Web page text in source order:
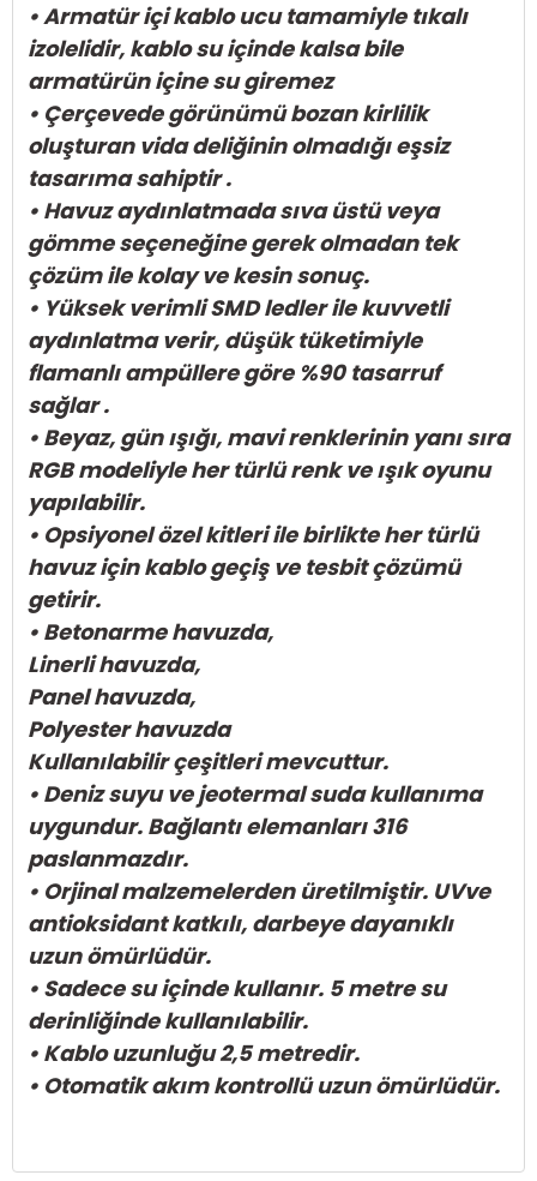
• Armatür içi kablo ucu tamamiyle tıkalı
izolelidir, kablo su içinde kalsa bile
armatürün içine su giremez
• Çerçevede görünümü bozan kirlilik
oluşturan vida deliğinin olmadığı eşsiz
tasarıma sahiptir .
• Havuz aydınlatmada sıva üstü veya
gömme seçeneğine gerek olmadan tek
çözüm ile kolay ve kesin sonuç.
• Yüksek verimli SMD ledler ile kuvvetli
aydınlatma verir, düşük tüketimiyle
flamanlı ampüllere göre %90 tasarruf
sağlar .
• Beyaz, gün ışığı, mavi renklerinin yanı sıra
RGB modeliyle her türlü renk ve ışık oyunu
yapılabilir.
• Opsiyonel özel kitleri ile birlikte her türlü
havuz için kablo geçiş ve tesbit çözümü
getirir.
• Betonarme havuzda,
Linerli havuzda,
Panel havuzda,
Polyester havuzda
Kullanılabilir çeşitleri mevcuttur.
• Deniz suyu ve jeotermal suda kullanıma
uygundur. Bağlantı elemanları 316
paslanmazdır.
• Orjinal malzemelerden üretilmiştir. UVve
antioksidant katkılı, darbeye dayanıklı
uzun ömürlüdür.
• Sadece su içinde kullanır. 5 metre su
derinliğinde kullanılabilir.
• Kablo uzunluğu 2,5 metredir.
• Otomatik akım kontrollü uzun ömürlüdür.